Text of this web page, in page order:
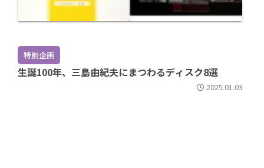
特別企画
生誕100年、三島由紀夫にまつわるディスク8選
2025.01.03